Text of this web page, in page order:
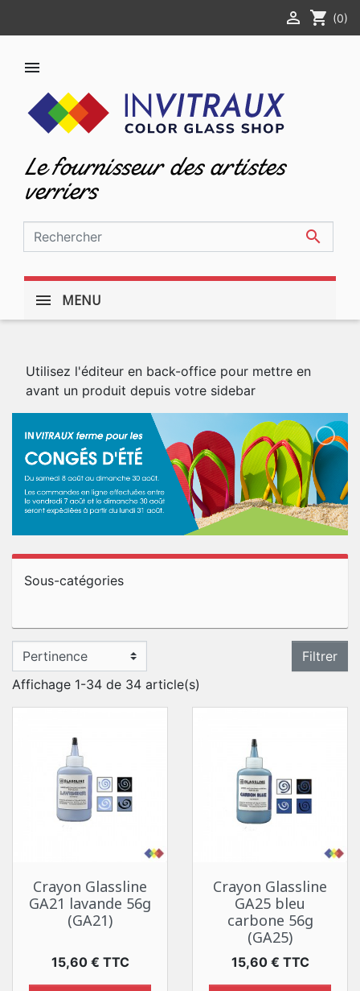
 shopping_cart (0)

Le fournisseur des artistes
verriers

MENU
Utilisez l'éditeur en back-office pour mettre en
avant un produit depuis votre sidebar
Sous-catégories
Filtrer
Affichage 1-34 de 34 article(s)
Crayon Glassline
GA21 lavande 56g
(GA21)
Prix
15,60 € TTC
Crayon Glassline
GA25 bleu
carbone 56g
(GA25)
Prix
15,60 € TTC